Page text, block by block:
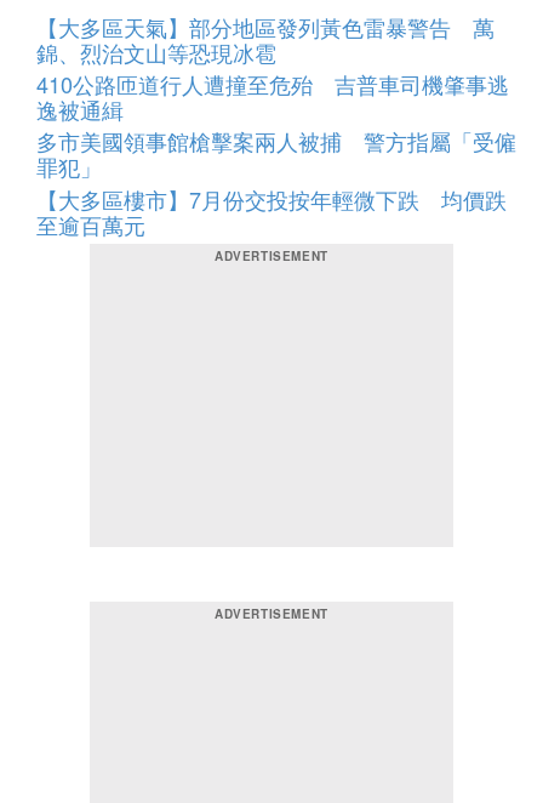
【大多區天氣】部分地區發列黃色雷暴警告 萬
錦、烈治文山等恐現冰雹
410公路匝道行人遭撞至危殆 吉普車司機肇事逃
逸被通緝
多市美國領事館槍擊案兩人被捕 警方指屬「受僱
罪犯」
【大多區樓市】7月份交投按年輕微下跌 均價跌
至逾百萬元